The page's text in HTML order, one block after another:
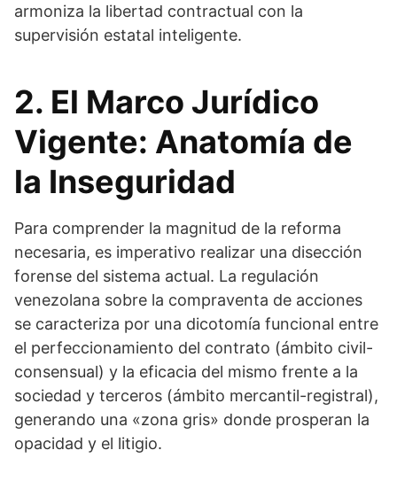
armoniza la libertad contractual con la
supervisión estatal inteligente.
2. El Marco Jurídico
Vigente: Anatomía de
la Inseguridad
Para comprender la magnitud de la reforma
necesaria, es imperativo realizar una disección
forense del sistema actual. La regulación
venezolana sobre la compraventa de acciones
se caracteriza por una dicotomía funcional entre
el perfeccionamiento del contrato (ámbito civil-
consensual) y la eficacia del mismo frente a la
sociedad y terceros (ámbito mercantil-registral),
generando una «zona gris» donde prosperan la
opacidad y el litigio.